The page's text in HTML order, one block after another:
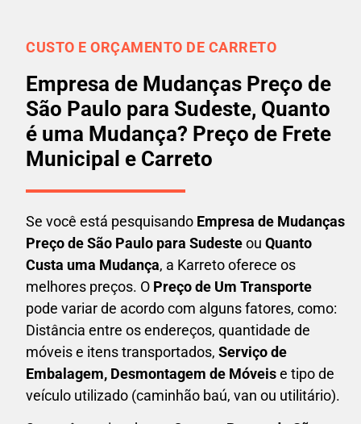
CUSTO E ORÇAMENTO DE CARRETO
Empresa de Mudanças Preço de
São Paulo para Sudeste, Quanto
é uma Mudança? Preço de Frete
Municipal e Carreto
Se você está pesquisando Empresa de Mudanças
Preço de São Paulo para Sudesteou Quanto
Custa uma Mudança, a Karreto oferece os
melhores preços. O Preço de Um Transporte
pode variar de acordo com alguns fatores, como:
Distância entre os endereços, quantidade de
móveis e itens transportados, Serviço de
Embalagem, Desmontagem de Móveise tipo de
veículo utilizado (caminhão baú, van ou utilitário).